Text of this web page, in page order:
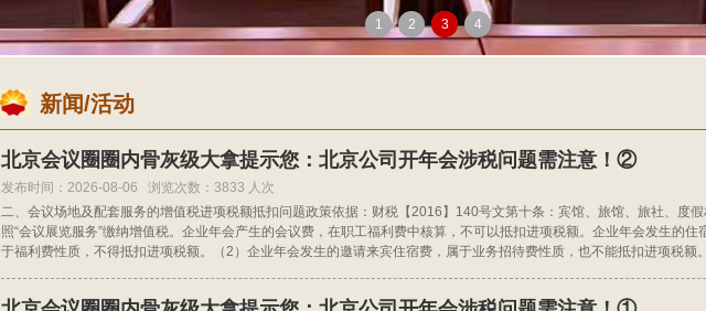
1 2 3 4
新闻/活动
北京会议圈圈内骨灰级大拿提示您：北京公司开年会涉税问题需注意！②
发布时间：2026-08-06 浏览次数：3833 人次
二、会议场地及配套服务的增值税进项税额抵扣问题政策依据：财税【2016】140号文第十条：宾馆、旅馆、旅社、度
照“会议展览服务”缴纳增值税。企业年会产生的会议费，在职工福利费中核算，不可以抵扣进项税额。企业年会发生的
于福利费性质，不得抵扣进项税额。（2）企业年会发生的邀请来宾住宿费，属于业务招待费性质，也不能抵扣进项税